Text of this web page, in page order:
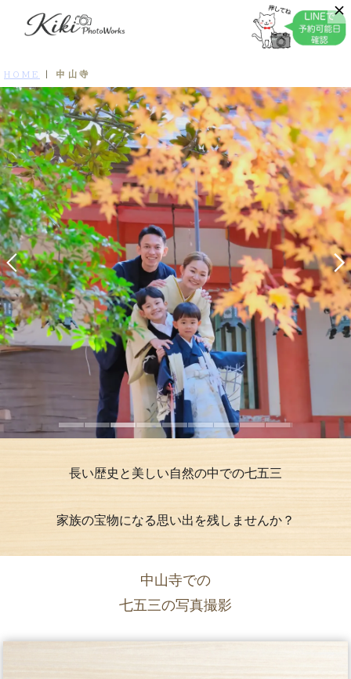
HOME 中山寺
長い歴史と美しい自然の中での七五三
家族の宝物になる思い出を残しませんか？
中山寺での
七五三の写真撮影